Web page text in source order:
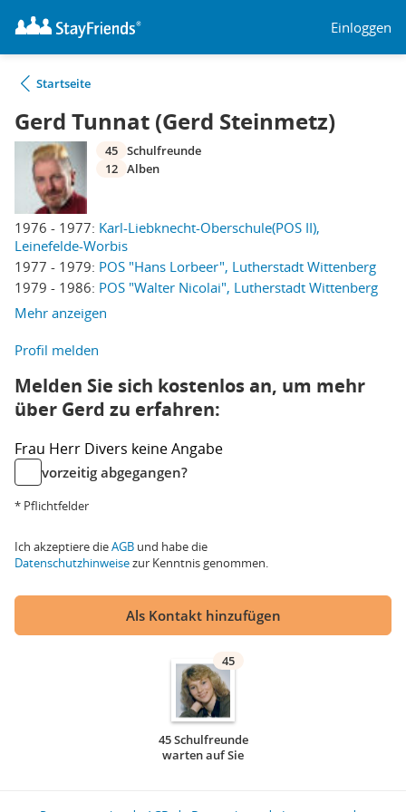
Einloggen
Startseite
Gerd Tunnat (Gerd Steinmetz)
1976 - 1977: Karl-Liebknecht-Oberschule(POS II),
Leinefelde-Worbis
1977 - 1979: POS "Hans Lorbeer", Lutherstadt Wittenberg
1979 - 1986: POS "Walter Nicolai", Lutherstadt Wittenberg
Mehr anzeigen
45 Schulfreunde
12 Alben
Profil melden
Melden Sie sich kostenlos an, um mehr
über Gerd zu erfahren:
Frau Herr Divers keine Angabe
vorzeitig abgegangen?
* Pflichtfelder
Ich akzeptiere dieAGB und habe die
Datenschutzhinweisezur Kenntnis genommen.
Als Kontakt hinzufügen
45
45 Schulfreunde
warten auf Sie